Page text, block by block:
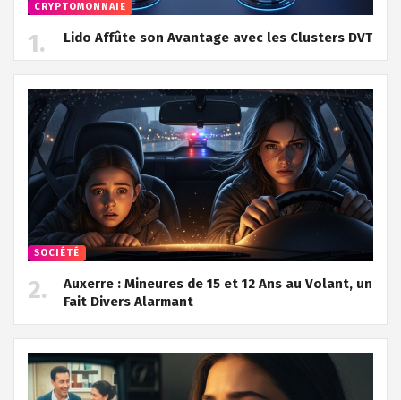
CRYPTOMONNAIE
Lido Affûte son Avantage avec les Clusters DVT
SOCIÉTÉ
Auxerre : Mineures de 15 et 12 Ans au Volant, un
Fait Divers Alarmant